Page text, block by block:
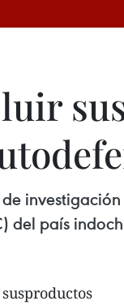
del país